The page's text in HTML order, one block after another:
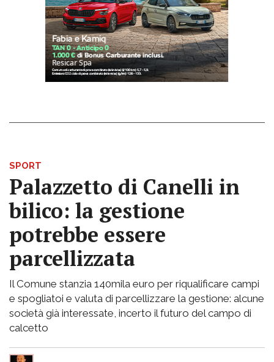
SPORT
Palazzetto di Canelli in
bilico: la gestione
potrebbe essere
parcellizzata
Il Comune stanzia 140mila euro per riqualificare campi
e spogliatoi e valuta di parcellizzare la gestione: alcune
società già interessate, incerto il futuro del campo di
calcetto